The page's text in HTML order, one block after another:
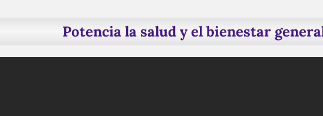
Potencia la salud y el bienestar